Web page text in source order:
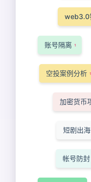
web3.0
账号隔离 1
空投案例分析 1
加密货币
短剧出海
帐号防封